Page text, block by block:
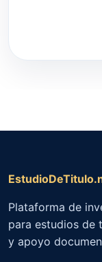
Plataforma de
para estudios de
y apoyo